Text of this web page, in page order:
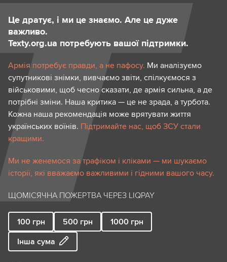
Це дратує, і ми це знаємо. Але це дуже
важливо.
Texty.org.ua потребують вашої підтримки.
Армія потребує правди, а не пафосу. Ми аналізуємо
супутникові знімки, вивчаємо звіти, спілкуємося з
військовими, щоб чесно сказати, де армія сильна, а де
потрібні зміни. Наша критика — це не зрада, а турбота.
Кожна наша рекомендація може врятувати життя
українських воїнів. Підтримайте нас, щоб ЗСУ стали
кращими.
Ми не женемося за трафіком і кліками — ми шукаємо
історії, які вважаємо важливими і гідними вашого часу.
ЩОМІСЯЧНА ПОЖЕРТВА ЧЕРЕЗ LIQPAY
100 грн 500 грн 1000 грн
Інша сума